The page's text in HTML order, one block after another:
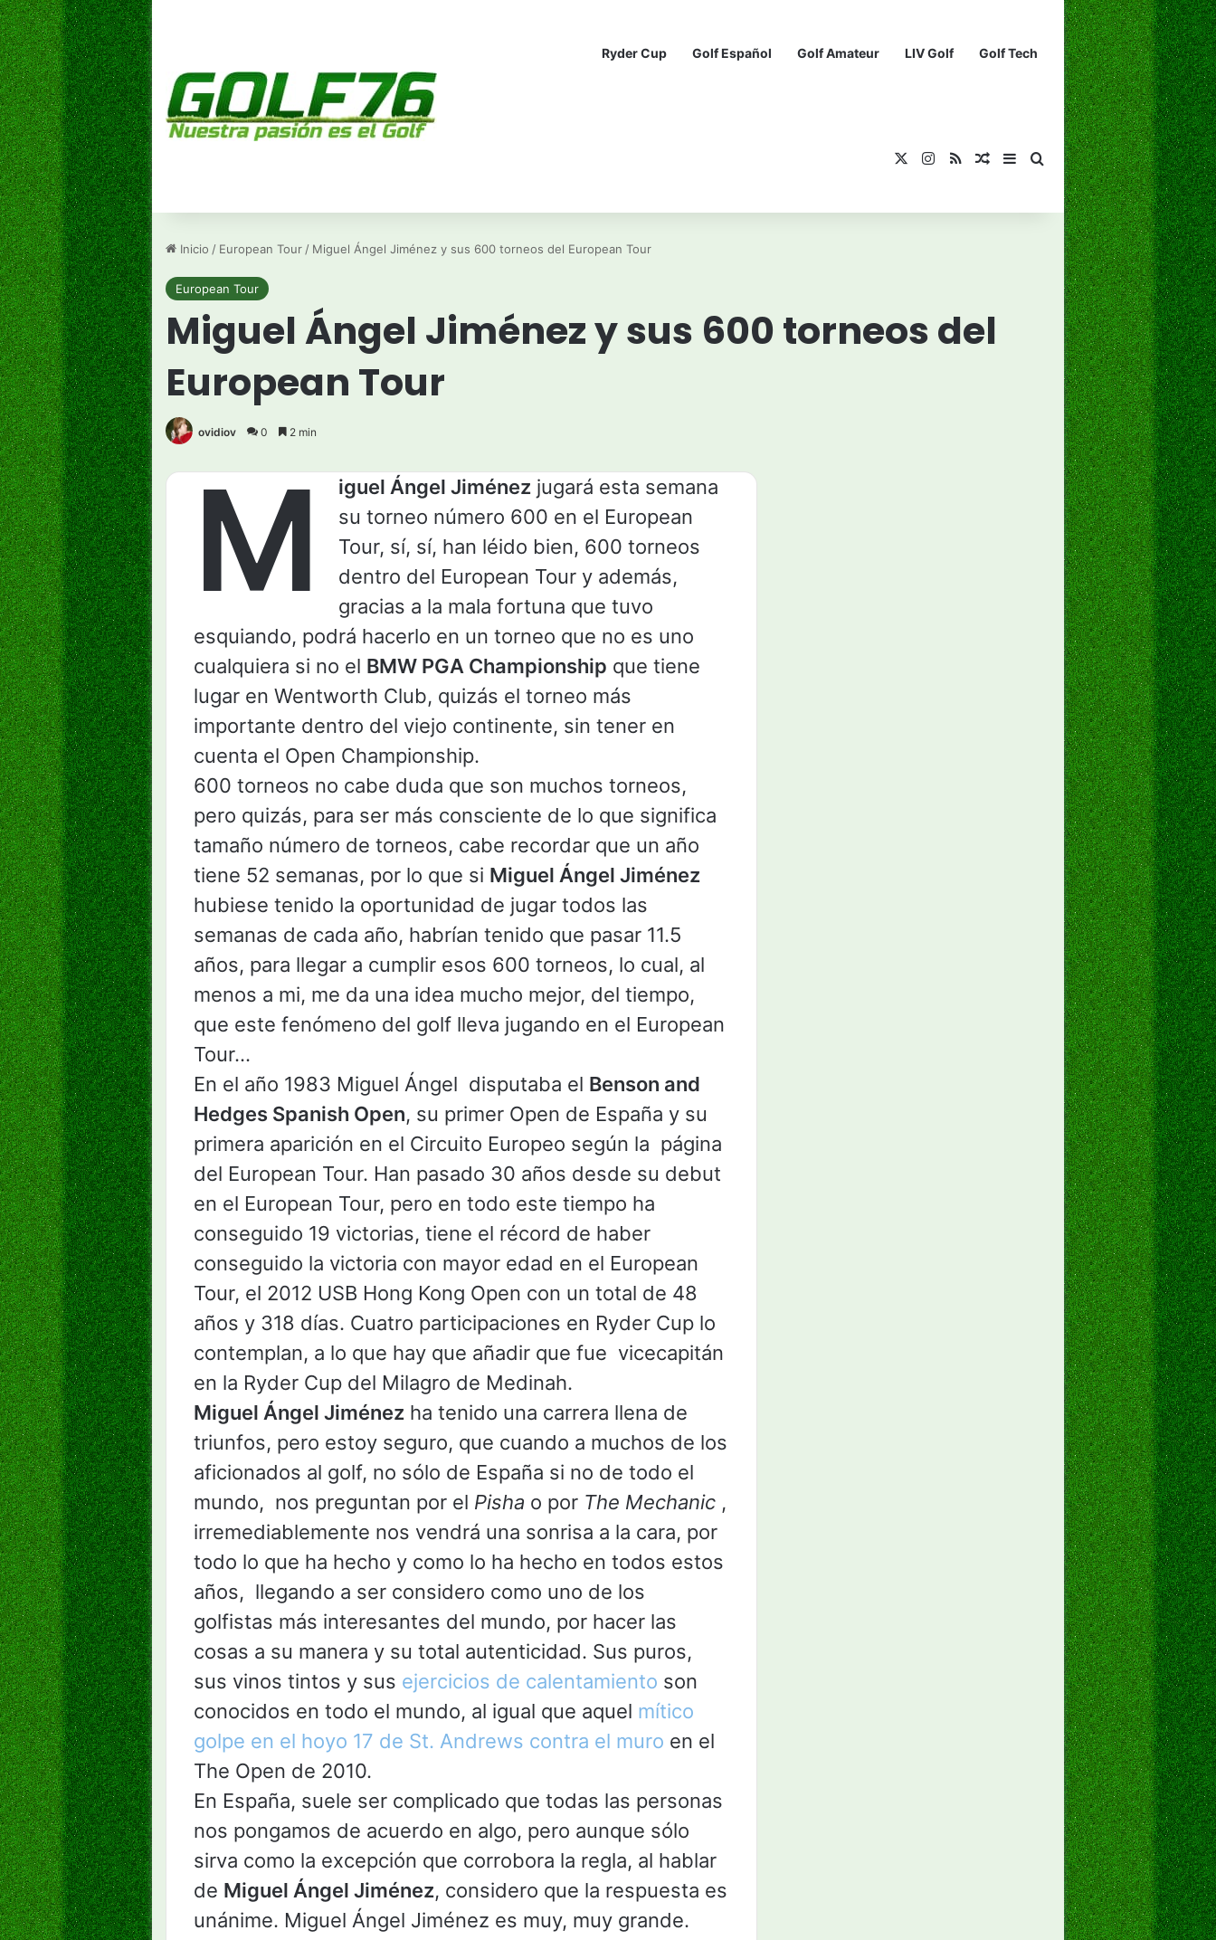
Ryder Cup Golf Español Golf Amateur LIV Golf Golf Tech
Instagram
RSS ¡Muéstrame un artículo
Barra lateral
Buscar...
Inicio / European Tour / Miguel Ángel Jiménez y sus 600 torneos del European Tour
European Tour
Miguel Ángel Jiménez y sus 600 torneos del
European Tour
ovidiov 0 2 min
M iguel Ángel Jiménez jugará esta semana
su torneo número 600 en el European
Tour, sí, sí, han léido bien, 600 torneos
dentro del European Tour y además,
gracias a la mala fortuna que tuvo
esquiando, podrá hacerlo en un torneo que no es uno
cualquiera si no el BMW PGA Championship que tiene
lugar en Wentworth Club, quizás el torneo más
importante dentro del viejo continente, sin tener en
cuenta el Open Championship.
600 torneos no cabe duda que son muchos torneos,
pero quizás, para ser más consciente de lo que significa
tamaño número de torneos, cabe recordar que un año
tiene 52 semanas, por lo que si Miguel Ángel Jiménez
hubiese tenido la oportunidad de jugar todos las
semanas de cada año, habrían tenido que pasar 11.5
años, para llegar a cumplir esos 600 torneos, lo cual, al
menos a mi, me da una idea mucho mejor, del tiempo,
que este fenómeno del golf lleva jugando en el European
Tour…
En el año 1983 Miguel Ángel disputaba el Benson and
Hedges Spanish Open, su primer Open de España y su
primera aparición en el Circuito Europeo según la página
del European Tour. Han pasado 30 años desde su debut
en el European Tour, pero en todo este tiempo ha
conseguido 19 victorias, tiene el récord de haber
conseguido la victoria con mayor edad en el European
Tour, el 2012 USB Hong Kong Open con un total de 48
años y 318 días. Cuatro participaciones en Ryder Cup lo
contemplan, a lo que hay que añadir que fue vicecapitán
en la Ryder Cup del Milagro de Medinah.
Miguel Ángel Jiménez ha tenido una carrera llena de
triunfos, pero estoy seguro, que cuando a muchos de los
aficionados al golf, no sólo de España si no de todo el
mundo, nos preguntan por el Pisha o por The Mechanic ,
irremediablemente nos vendrá una sonrisa a la cara, por
todo lo que ha hecho y como lo ha hecho en todos estos
años, llegando a ser considero como uno de los
golfistas más interesantes del mundo, por hacer las
cosas a su manera y su total autenticidad. Sus puros,
sus vinos tintos y sus ejercicios de calentamiento son
conocidos en todo el mundo, al igual que aquel mítico
golpe en el hoyo 17 de St. Andrews contra el muro en el
The Open de 2010.
En España, suele ser complicado que todas las personas
nos pongamos de acuerdo en algo, pero aunque sólo
sirva como la excepción que corrobora la regla, al hablar
de Miguel Ángel Jiménez, considero que la respuesta es
unánime. Miguel Ángel Jiménez es muy, muy grande.